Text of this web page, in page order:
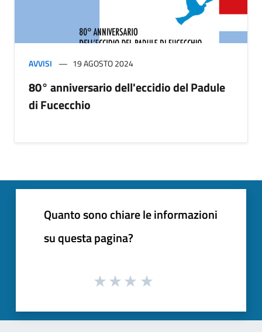
AVVISI 19 AGOSTO 2024
80° anniversario dell'eccidio del Padule
di Fucecchio
Quanto sono chiare le informazioni
su questa pagina?